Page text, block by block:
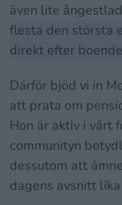
även lite
flesta den största
direkt efter
Därför bjöd vi in
att prata om
Hon är aktiv i vårt
communityn
dessutom att
dagens avsnitt